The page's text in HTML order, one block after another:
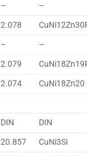
–
–
2.078
–
–
2.079
2.074
CuNi18Zn20
DIN
DIN
20.857
CuNi3Si